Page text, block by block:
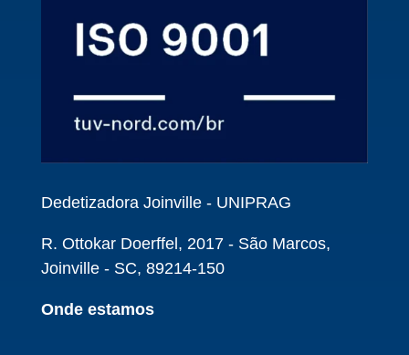
Dedetizadora Joinville - UNIPRAG
R. Ottokar Doerffel, 2017 - São Marcos,
Joinville - SC, 89214-150
Onde estamos